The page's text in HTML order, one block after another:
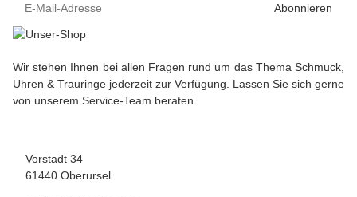
Abonnieren
Wir stehen Ihnen bei allen Fragen rund um das Thema Schmuck,
Uhren & Trauringe jederzeit zur Verfügung. Lassen Sie sich gerne
von unserem Service-Team beraten.
Vorstadt 34
61440 Oberursel